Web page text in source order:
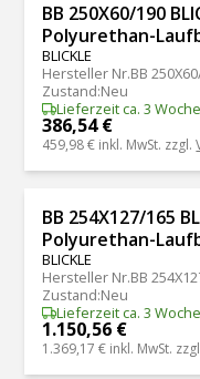
BB 250X60/190
Polyurethan-
BLICKLE
Hersteller Nr.BB
Zustand:Neu
Lieferzeit ca. 3
386,54 €
459,98 € inkl. MwSt. zzgl.
BB 254X127/165
Polyurethan-
BLICKLE
Hersteller Nr.BB
Zustand:Neu
Lieferzeit ca. 3
1.150,56 €
1.369,17 € inkl. MwSt.